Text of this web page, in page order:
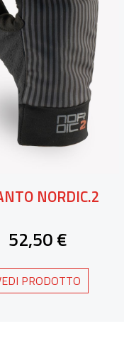
NORDIC.2
52,50 €
PRODOTTO